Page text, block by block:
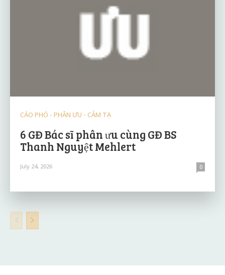
CÁO PHÓ - PHÂN ƯU - CẢM TẠ
6 GĐ Bác sĩ phân ưu cùng GĐ BS
Thanh Nguyệt Mehlert
July 24, 2026 0